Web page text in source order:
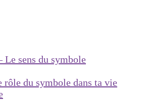
Le sens du symbole
rôle du symbole dans ta vie